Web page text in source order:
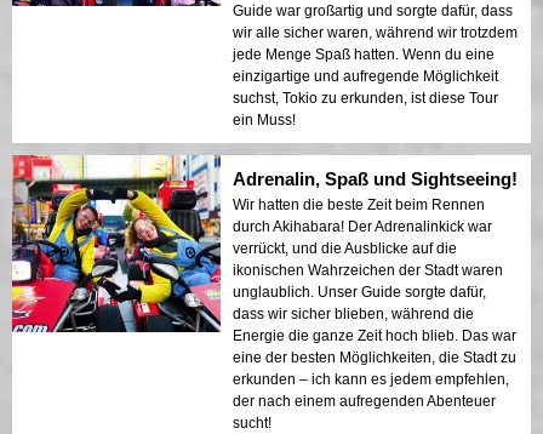
Guide war großartig und sorgte dafür, dass
wir alle sicher waren, während wir trotzdem
jede Menge Spaß hatten. Wenn du eine
einzigartige und aufregende Möglichkeit
suchst, Tokio zu erkunden, ist diese Tour
ein Muss!
Adrenalin, Spaß und Sightseeing!
Wir hatten die beste Zeit beim Rennen
durch Akihabara! Der Adrenalinkick war
verrückt, und die Ausblicke auf die
ikonischen Wahrzeichen der Stadt waren
unglaublich. Unser Guide sorgte dafür,
dass wir sicher blieben, während die
Energie die ganze Zeit hoch blieb. Das war
eine der besten Möglichkeiten, die Stadt zu
erkunden – ich kann es jedem empfehlen,
der nach einem aufregenden Abenteuer
sucht!